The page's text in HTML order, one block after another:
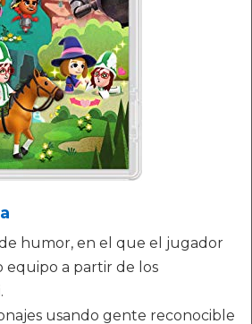
humor, en el que el jugador
equipo a partir de los
usando gente reconocible